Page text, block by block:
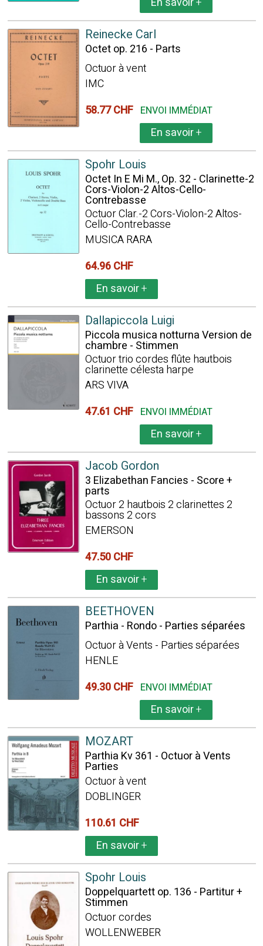
Reinecke Carl
Octet op. 216 - Parts
Octuor à vent
IMC
58.77 CHF ENVOI IMMÉDIAT
En savoir+
Spohr Louis
Octet In E Mi M., Op. 32 - Clarinette-2
Cors-Violon-2 Altos-Cello-
Contrebasse
Octuor Clar.-2 Cors-Violon-2 Altos-
Cello-Contrebasse
MUSICA RARA
64.96 CHF
En savoir+
Dallapiccola Luigi
Piccola musica notturna Version de
chambre - Stimmen
Octuor trio cordes flûte hautbois
clarinette célesta harpe
ARS VIVA
47.61 CHF ENVOI IMMÉDIAT
En savoir+
Jacob Gordon
3 Elizabethan Fancies - Score +
parts
Octuor 2 hautbois 2 clarinettes 2
bassons 2 cors
EMERSON
47.50 CHF
En savoir+
BEETHOVEN
Parthia - Rondo - Parties séparées
Octuor à Vents - Parties séparées
HENLE
49.30 CHF ENVOI IMMÉDIAT
En savoir+
MOZART
Parthia Kv 361 - Octuor à Vents
Parties
Octuor à vent
DOBLINGER
110.61 CHF
En savoir+
Spohr Louis
Doppelquartett op. 136 - Partitur +
Stimmen
Octuor cordes
WOLLENWEBER